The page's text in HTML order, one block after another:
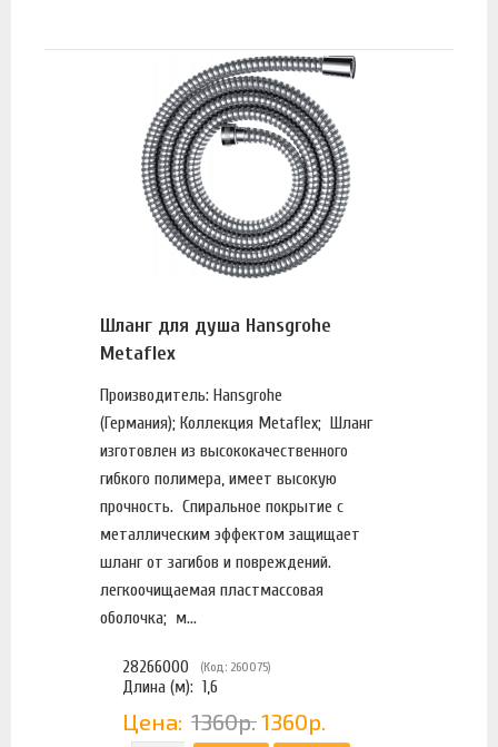
Шланг для душа Hansgrohe
Metaflex
Производитель: Hansgrohe
(Германия); Коллекция Metaflex; Шланг
изготовлен из высококачественного
гибкого полимера, имеет высокую
прочность. Спиральное покрытие с
металлическим эффектом защищает
шланг от загибов и повреждений.
легкоочищаемая пластмассовая
оболочка; м...
28266000 (Код: 260075)
Длина (м): 1,6
Цена: 1360р. 1360р.